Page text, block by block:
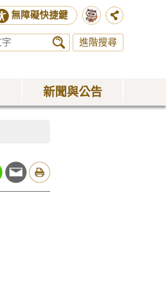
無障礙快捷鍵
進階搜尋
新聞與公告